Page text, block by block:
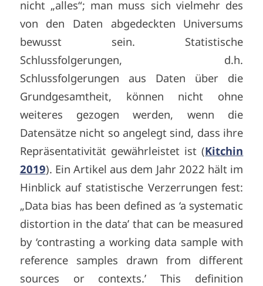
nicht „alles“; man muss sich vielmehr des
von den Daten abgedeckten Universums
bewusst sein. Statistische
Schlussfolgerungen, d.h.
Schlussfolgerungen aus Daten über die
Grundgesamtheit, können nicht ohne
weiteres gezogen werden, wenn die
Datensätze nicht so angelegt sind, dass ihre
Repräsentativität gewährleistet ist (Kitchin
2019). Ein Artikel aus dem Jahr 2022 hält im
Hinblick auf statistische Verzerrungen fest:
„Data bias has been defined as ‘a systematic
distortion in the data’ that can be measured
by ‘contrasting a working data sample with
reference samples drawn from different
sources or contexts.’ This definition